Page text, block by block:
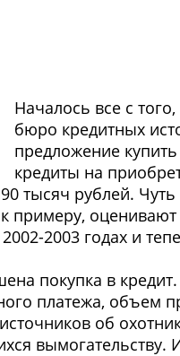
Началось все с
бюро кредитных
предложение
кредиты на
тысяч рублей.
примеру,
2003 годах и
покупка в
платежа, объем
об
вымогательству.